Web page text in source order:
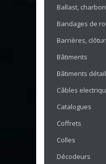
Ballast,
Bandages de
Barrières,
Bâtiments
Bâtiments
Câbles
Catalogues
Coffrets
Colles
Décodeurs